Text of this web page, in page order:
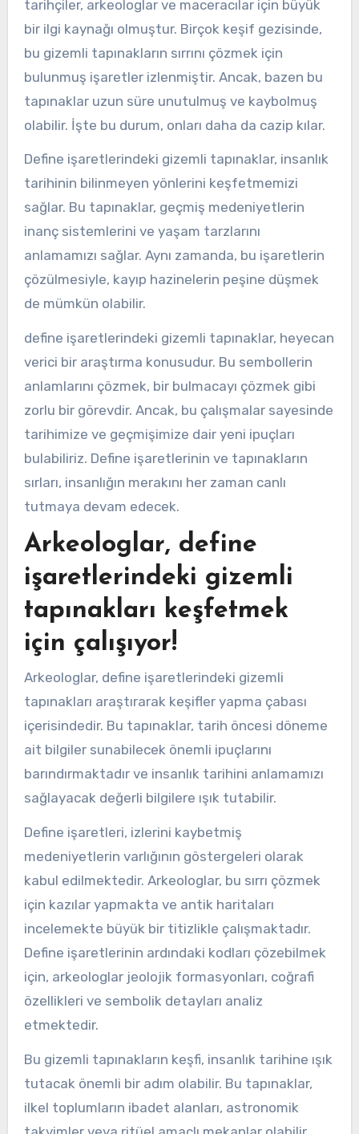
tarihçiler, arkeologlar ve maceracılar için büyük
bir ilgi kaynağı olmuştur. Birçok keşif gezisinde,
bu gizemli tapınakların sırrını çözmek için
bulunmuş işaretler izlenmiştir. Ancak, bazen bu
tapınaklar uzun süre unutulmuş ve kaybolmuş
olabilir. İşte bu durum, onları daha da cazip kılar.
Define işaretlerindeki gizemli tapınaklar, insanlık
tarihinin bilinmeyen yönlerini keşfetmemizi
sağlar. Bu tapınaklar, geçmiş medeniyetlerin
inanç sistemlerini ve yaşam tarzlarını
anlamamızı sağlar. Aynı zamanda, bu işaretlerin
çözülmesiyle, kayıp hazinelerin peşine düşmek
de mümkün olabilir.
define işaretlerindeki gizemli tapınaklar, heyecan
verici bir araştırma konusudur. Bu sembollerin
anlamlarını çözmek, bir bulmacayı çözmek gibi
zorlu bir görevdir. Ancak, bu çalışmalar sayesinde
tarihimize ve geçmişimize dair yeni ipuçları
bulabiliriz. Define işaretlerinin ve tapınakların
sırları, insanlığın merakını her zaman canlı
tutmaya devam edecek.
Arkeologlar, define
işaretlerindeki gizemli
tapınakları keşfetmek
için çalışıyor!
Arkeologlar, define işaretlerindeki gizemli
tapınakları araştırarak keşifler yapma çabası
içerisindedir. Bu tapınaklar, tarih öncesi döneme
ait bilgiler sunabilecek önemli ipuçlarını
barındırmaktadır ve insanlık tarihini anlamamızı
sağlayacak değerli bilgilere ışık tutabilir.
Define işaretleri, izlerini kaybetmiş
medeniyetlerin varlığının göstergeleri olarak
kabul edilmektedir. Arkeologlar, bu sırrı çözmek
için kazılar yapmakta ve antik haritaları
incelemekte büyük bir titizlikle çalışmaktadır.
Define işaretlerinin ardındaki kodları çözebilmek
için, arkeologlar jeolojik formasyonları, coğrafi
özellikleri ve sembolik detayları analiz
etmektedir.
Bu gizemli tapınakların keşfi, insanlık tarihine ışık
tutacak önemli bir adım olabilir. Bu tapınaklar,
ilkel toplumların ibadet alanları, astronomik